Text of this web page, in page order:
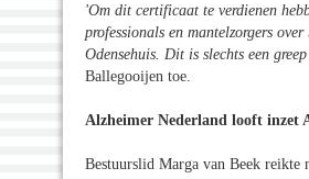
'Om dit certificaat te verdienen
professionals en mantelzorgers
Odensehuis. Dit is slechts een
Ballegooijen toe.
Alzheimer Nederland looft inzet
Bestuurslid Marga van Beek